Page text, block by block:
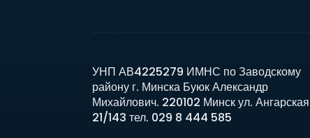
УНП АВ4225279 ИМНС по Заводскому
району г. Минска Буюк Александр
Михайлович. 220102 Минск ул. Ангарская
21/143 тел. 029 8 444 585